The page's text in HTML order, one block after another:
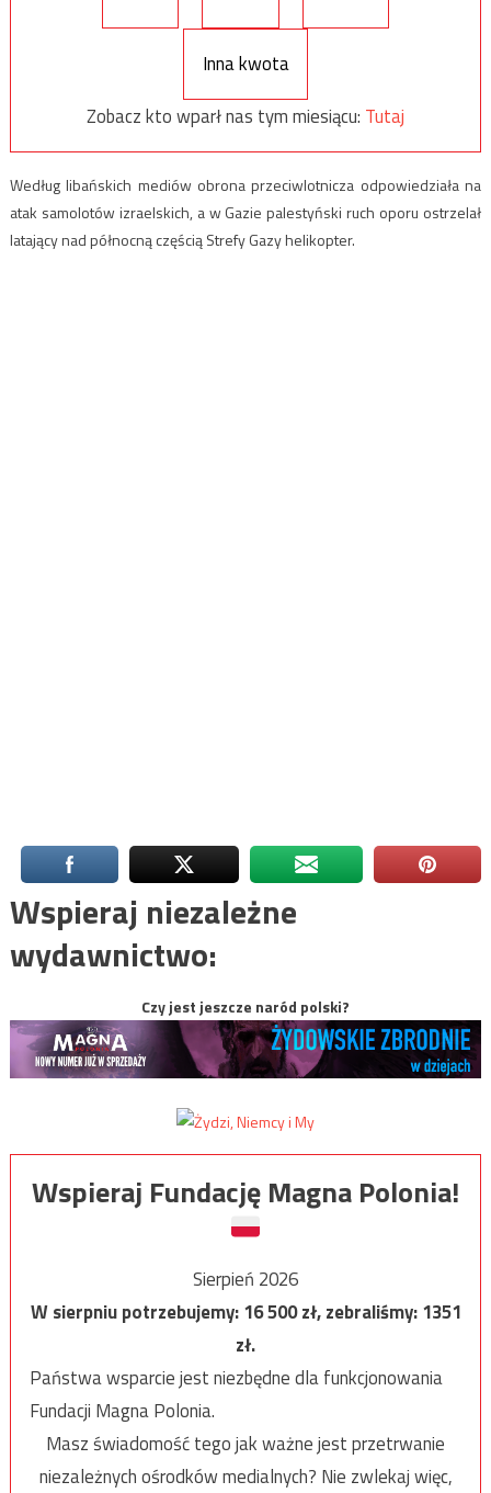
Inna kwota
Zobacz kto wparł nas tym miesiącu: Tutaj
Według libańskich mediów obrona przeciwlotnicza odpowiedziała na
atak samolotów izraelskich, a w Gazie palestyński ruch oporu ostrzelał
latający nad północną częścią Strefy Gazy helikopter.
Wspieraj niezależne
wydawnictwo:
Czy jest jeszcze naród polski?
Wspieraj Fundację Magna Polonia!
Sierpień 2026
W sierpniu potrzebujemy:16 500zł, zebraliśmy:1351
zł.
Państwa wsparcie jest niezbędne dla funkcjonowania
Fundacji Magna Polonia.
Masz świadomość tego jak ważne jest przetrwanie
niezależnych ośrodków medialnych? Nie zwlekaj więc,